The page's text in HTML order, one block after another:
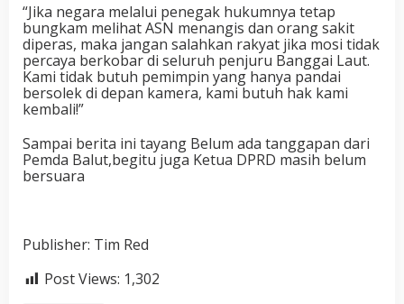
“Jika negara melalui penegak hukumnya tetap
bungkam melihat ASN menangis dan orang sakit
diperas, maka jangan salahkan rakyat jika mosi tidak
percaya berkobar di seluruh penjuru Banggai Laut.
Kami tidak butuh pemimpin yang hanya pandai
bersolek di depan kamera, kami butuh hak kami
kembali!”
Sampai berita ini tayang Belum ada tanggapan dari
Pemda Balut,begitu juga Ketua DPRD masih belum
bersuara
Publisher: Tim Red
Post Views: 1,302